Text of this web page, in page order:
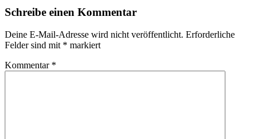
Schreibe einen Kommentar
Deine E-Mail-Adresse wird nicht veröffentlicht. Erforderliche
Felder sind mit * markiert
Kommentar *